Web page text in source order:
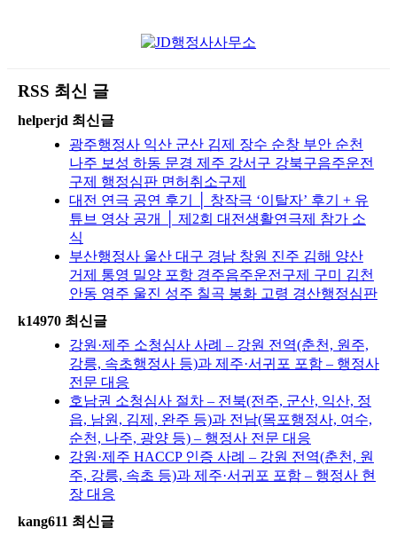
RSS 최신 글
helperjd 최신글
광주행정사 익산 군산 김제 장수 순창 부안 순천
나주 보성 하동 문경 제주 강서구 강북구음주운전
구제 행정심판 면허취소구제
대전 연극 공연 후기 │ 창작극 ‘이탈자’ 후기 + 유
튜브 영상 공개 │ 제2회 대전생활연극제 참가 소
식
부산행정사 울산 대구 경남 창원 진주 김해 양산
거제 통영 밀양 포항 경주음주운전구제 구미 김천
안동 영주 울진 성주 칠곡 봉화 고령 경산행정심판
k14970 최신글
강원·제주 소청심사 사례 – 강원 전역(춘천, 원주,
강릉, 속초행정사 등)과 제주·서귀포 포함 – 행정사
전문 대응
호남권 소청심사 절차 – 전북(전주, 군산, 익산, 정
읍, 남원, 김제, 완주 등)과 전남(목포행정사, 여수,
순천, 나주, 광양 등) – 행정사 전문 대응
강원·제주 HACCP 인증 사례 – 강원 전역(춘천, 원
주, 강릉, 속초 등)과 제주·서귀포 포함 – 행정사 현
장 대응
kang611 최신글